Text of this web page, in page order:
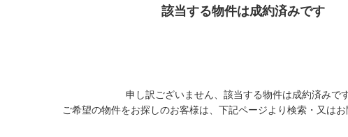
該当する物件は成約済みです
申し訳ございません、該当する物件は成約済みです
ご希望の物件をお探しのお客様は、下記ページより検索・又はお